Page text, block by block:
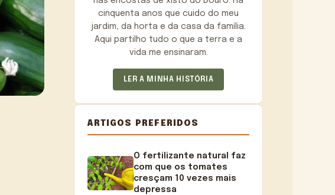
cinquenta anos que cuido do meu
jardim, da horta e da casa da família.
Aqui partilho tudo o que a terra e a
vida me ensinaram.
LER A MINHA HISTÓRIA
ARTIGOS PREFERIDOS
O fertilizante natural faz
com que os tomates
cresçam 10 vezes mais
depressa